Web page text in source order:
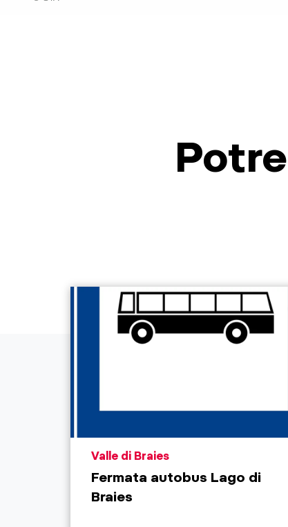
aria.poi_location_prefix
Valle di Braies
Fermata autobus Lago di
Braies